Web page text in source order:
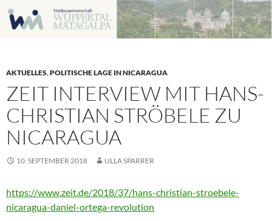
Zum
Inhalt
AKTUELLES,POLITISCHE LAGE IN NICARAGUA
ZEIT INTERVIEW MIT HANS-
CHRISTIAN STRÖBELE ZU
NICARAGUA
10. SEPTEMBER 2018 ULLA SPARRER
https://www.zeit.de/2018/37/hans-christian-stroebele-
nicaragua-daniel-ortega-revolution